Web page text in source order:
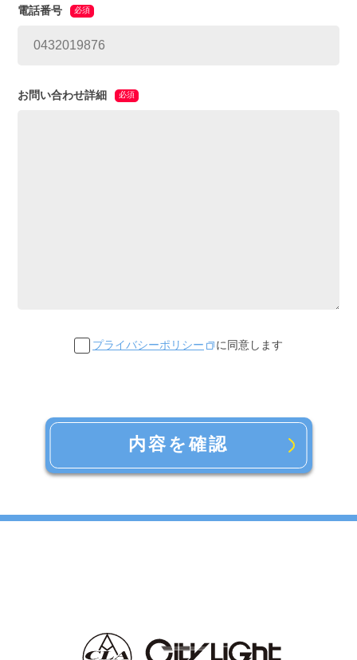
電話番号 必須
お問い合わせ詳細 必須
プライバシーポリシー に同意します
内容を確認